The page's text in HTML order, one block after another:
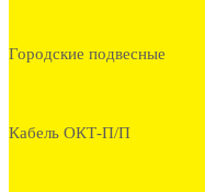
Городские подвесные
Кабель ОКТ-П/П